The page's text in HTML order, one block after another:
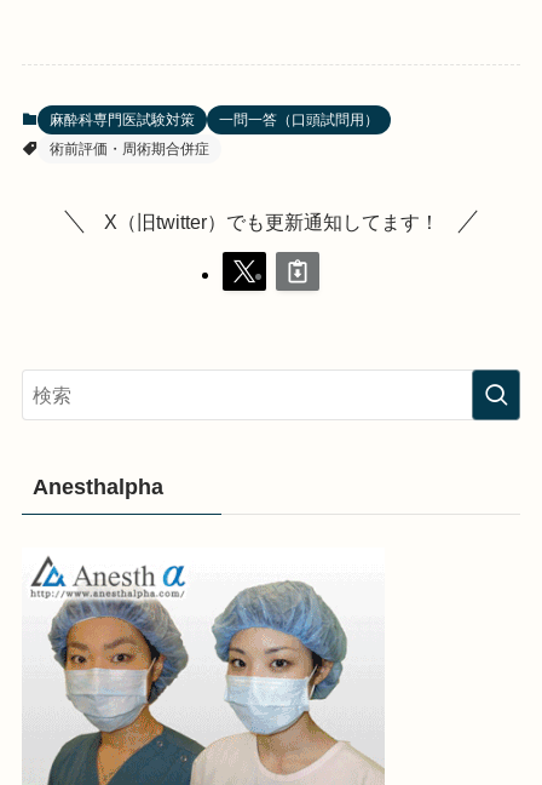
麻酔科専門医試験対策
一問一答（口頭試問用）
術前評価・周術期合併症
X（旧twitter）でも更新通知してます！
Anesthalpha